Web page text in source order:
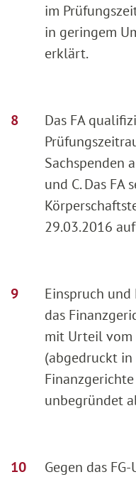
im
in geringem
erklärt.
Das FA
Sachspenden
und C. Das
29.03.2016
Einspruch
das
mit Urteil vom
(abgedruckt
Finanzgerichte
unbegründet
Gegen das